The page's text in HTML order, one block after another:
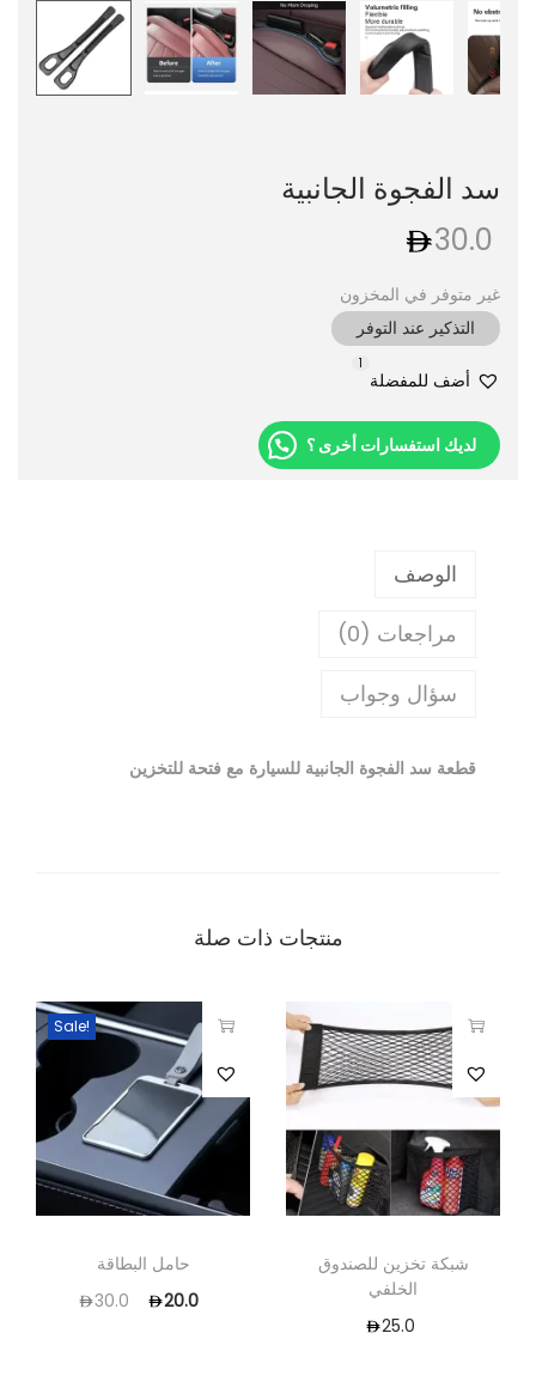
سد الفجوة الجانبية
30.0
غير متوفر في المخزون
التذكير عند التوفر
أضف للمفضلة
1
لديك استفسارات أخرى ؟
الوصف
مراجعات (0)
سؤال وجواب
قطعة سد الفجوة الجانبية للسيارة مع فتحة للتخزين
منتجات ذات صلة
Sale!
حامل البطاقة
30.0
20.0
شبكة تخزين للصندوق
الخلفي
25.0